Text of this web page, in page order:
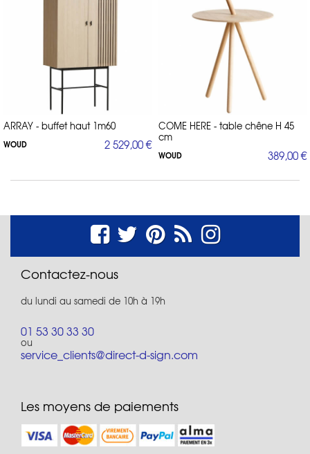
ARRAY - buffet haut 1m60
WOUD 2 529,00 €
COME HERE - table chêne H 45
cm
WOUD 389,00 €
Contactez-nous
du lundi au samedi de 10h à 19h
01 53 30 33 30
ou
service_clients@direct-d-sign.com
Les moyens de paiements